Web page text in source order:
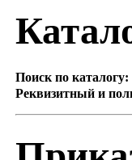
Поиск по каталогу:
Реквизитный и